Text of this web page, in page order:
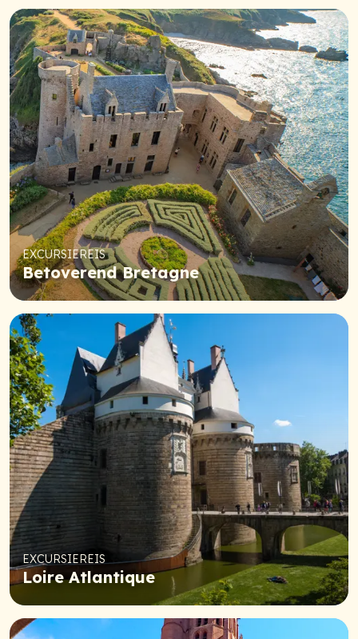
EXCURSIEREIS
Betoverend Bretagne
EXCURSIEREIS
Loire Atlantique